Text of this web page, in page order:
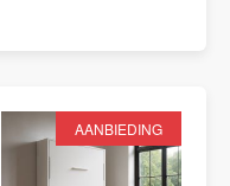
AANBIEDING